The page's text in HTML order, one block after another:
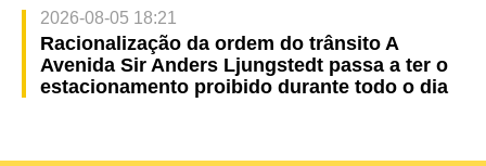
2026-08-05 18:21
Racionalização da ordem do trânsito A
Avenida Sir Anders Ljungstedt passa a ter o
estacionamento proibido durante todo o dia